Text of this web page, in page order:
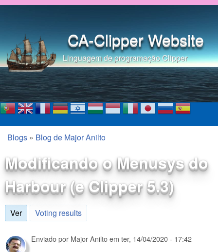
Pular para o conteúdo
CA-Clipper Website
Linguagem de programação Clipper
Você está aqui
Blogs » Blog de Major Anilto
Modificando o Menusys do
Harbour (e Clipper 5.3)
Ver(aba ativa)
Voting results
Enviado por Major Aniltoem ter, 14/04/2020 - 17:42